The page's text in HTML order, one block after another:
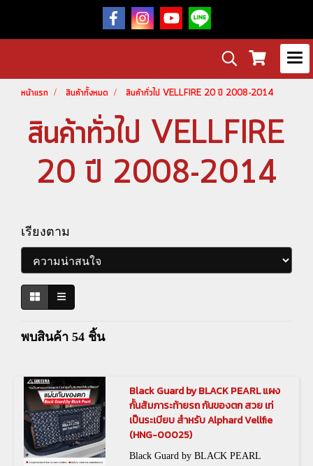
หน้าแรก สินค้าทั้งหมด สินค้าทั่วไป VELLFIRE 20 ปี 2008-2014
สินค้าทั่วไป VELLFIRE
20 ปี 2008-2014
เรียงตาม
พบสินค้า 54 ชิ้น
Black Guard by BLACK PEARL แผง
กั้นสัมภาระท้ายรถ กันของตก สวย เท่
เป็นระเบียบ สำหรับ Alphard Vellfie
(HNG-00025)
Black Guard by BLACK PEARL